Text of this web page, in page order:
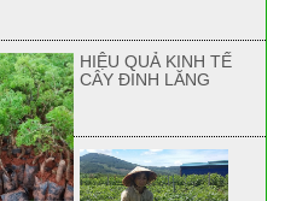
HIỆU QUẢ KINH TẾ
CÂY ĐINH LĂNG